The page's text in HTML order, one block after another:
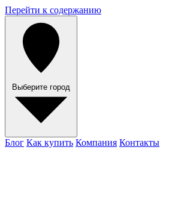
Перейти к содержанию
Выберите город
Блог Как купить Компания Контакты